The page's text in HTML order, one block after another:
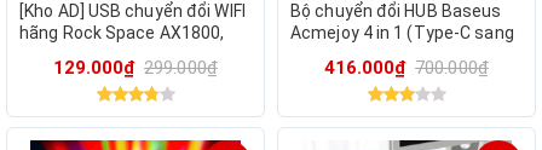
[Kho AD] USB chuyển đổi WIFI
hãng Rock Space AX1800,
129.000₫ 299.000₫
Bộ chuyển đổi HUB Baseus
Acmejoy 4 in 1 (Type-C sang
416.000₫ 700.000₫